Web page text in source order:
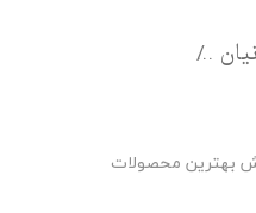
بهترین محصولات